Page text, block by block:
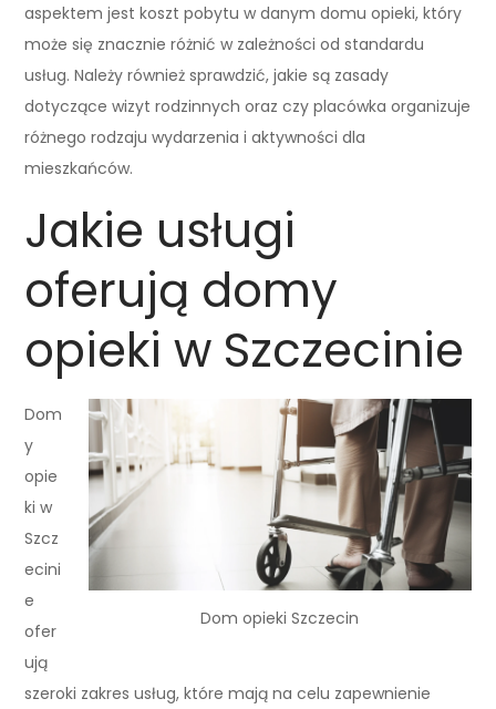
aspektem jest koszt pobytu w danym domu opieki, który
może się znacznie różnić w zależności od standardu
usług. Należy również sprawdzić, jakie są zasady
dotyczące wizyt rodzinnych oraz czy placówka organizuje
różnego rodzaju wydarzenia i aktywności dla
mieszkańców.
Jakie usługi
oferują domy
opieki w Szczecinie
Dom opieki Szczecin
Dom
y
opie
ki w
Szcz
ecini
e
ofer
ują
szeroki zakres usług, które mają na celu zapewnienie